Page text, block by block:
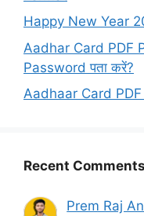
Happy New Year
Aadhar Card PDF
Password पता करें?
Aadhaar Card
Recent Comments
Prem Raj